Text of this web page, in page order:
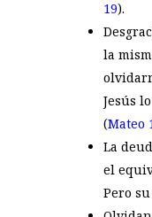
19).
la
Jesús
(Mateo
La
el
Pero